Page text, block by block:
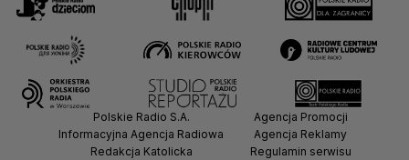
Polskie Radio S.A.
Informacyjna Agencja Radiowa
Redakcja Katolicka
Agencja Promocji
Agencja Reklamy
Regulamin serwisu